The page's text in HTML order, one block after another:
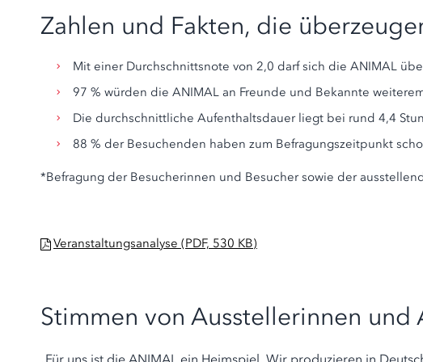
Zahlen und Fakten, die
Mit einer Durchschnittsnote von 2,0 darf sich die ANIMAL
97 % würden die ANIMAL an Freunde und Bekannte
Die durchschnittliche Aufenthaltsdauer liegt bei rund 4,4
88 % der Besuchenden haben zum Befragungszeitpunkt
*Befragung der Besucherinnen und Besucher sowie der
Veranstaltungsanalyse (PDF, 530 KB)
Stimmen von Ausstellerinnen und